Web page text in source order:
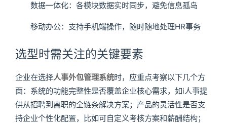
数据一体化：各模块数据实时同步，避免信息孤岛
移动办公：支持手机端操作，随时随地处理HR事务
选型时需关注的关键要素
企业在选择人事外包管理系统时，应重点考察以下几个方
面：系统的功能完整性是否覆盖企业核心需求，如i人事提
供从招聘到离职的全链条解决方案；产品的灵活性是否支
持企业个性化配置，比如可自定义考核方案和薪酬结构；